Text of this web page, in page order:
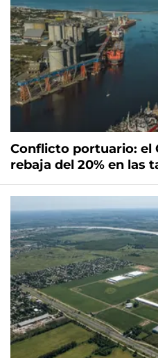
Conflicto portuario: el
rebaja del 20% en las